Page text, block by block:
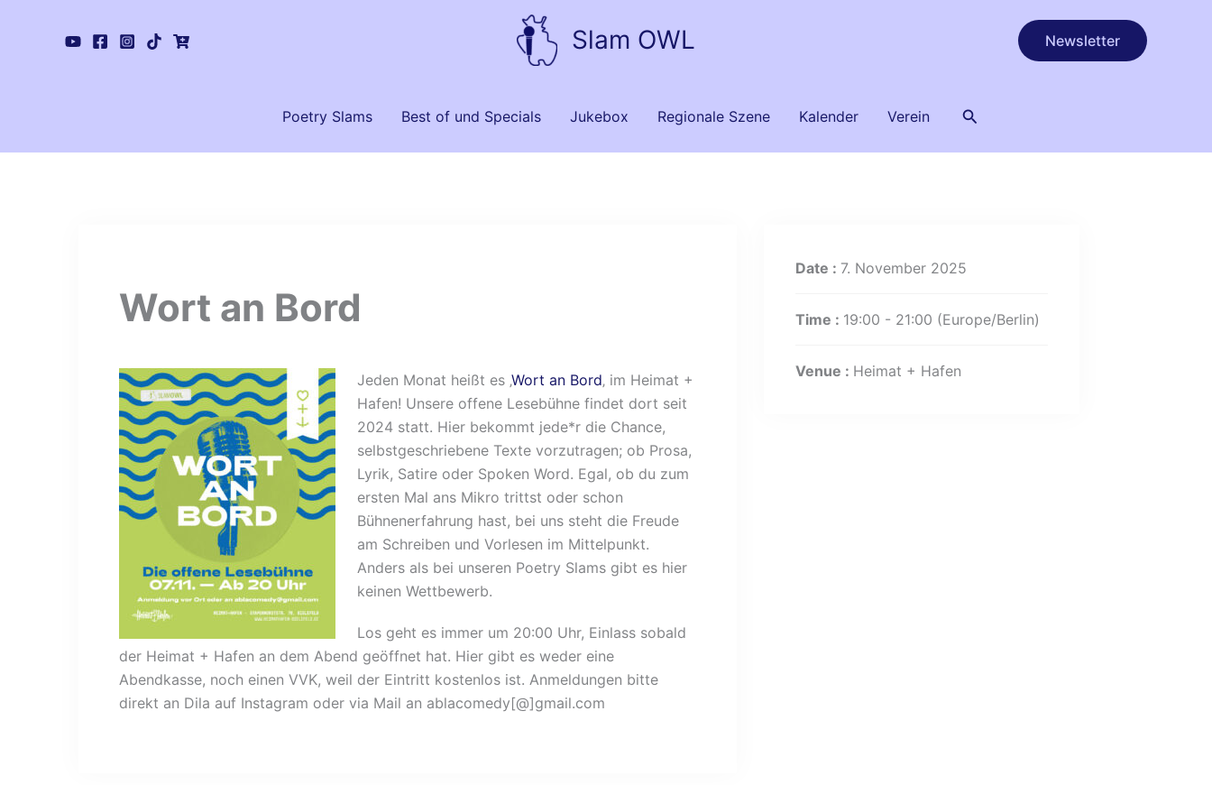
Slam OWL Newsletter
Poetry Slams Best of und Specials Jukebox Regionale Szene Kalender Verein Suchen
Wort an Bord
Jeden Monat heißt es ‚Wort an Bord‚ im Heimat +
Hafen! Unsere offene Lesebühne findet dort seit
2024 statt. Hier bekommt jede*r die Chance,
selbstgeschriebene Texte vorzutragen; ob Prosa,
Lyrik, Satire oder Spoken Word. Egal, ob du zum
ersten Mal ans Mikro trittst oder schon
Bühnenerfahrung hast, bei uns steht die Freude
am Schreiben und Vorlesen im Mittelpunkt.
Anders als bei unseren Poetry Slams gibt es hier
keinen Wettbewerb.
Los geht es immer um 20:00 Uhr, Einlass sobald
der Heimat + Hafen an dem Abend geöffnet hat. Hier gibt es weder eine
Abendkasse, noch einen VVK, weil der Eintritt kostenlos ist. Anmeldungen bitte
direkt an Dila auf Instagram oder via Mail an ablacomedy[@]gmail.com
Date : 7. November 2025
Time : 19:00 - 21:00 (Europe/Berlin)
Venue : Heimat + Hafen